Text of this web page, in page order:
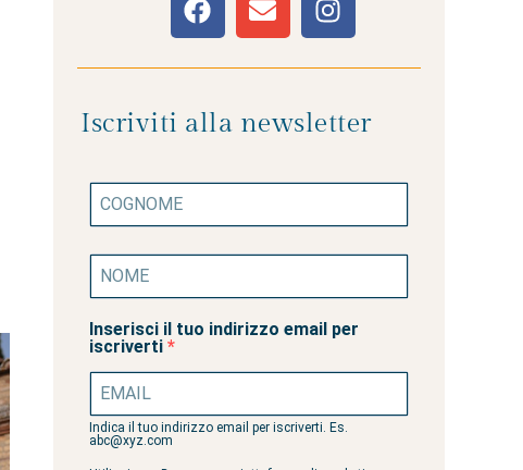
Iscriviti alla newsletter
Inserisci il tuo indirizzo email per
iscriverti
Indica il tuo indirizzo email per iscriverti. Es.
abc@xyz.com